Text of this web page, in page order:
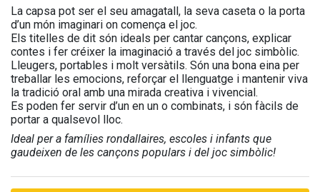
La capsa pot ser el seu amagatall, la seva caseta o la porta
d’un món imaginari on comença el joc.
Els titelles de dit són ideals per cantar cançons, explicar
contes i fer créixer la imaginació a través del joc simbòlic.
Lleugers, portables i molt versàtils. Són una bona eina per
treballar les emocions, reforçar el llenguatge i mantenir viva
la tradició oral amb una mirada creativa i vivencial.
Es poden fer servir d’un en un o combinats, i són fàcils de
portar a qualsevol lloc.
Ideal per a famílies rondallaires, escoles i infants que
gaudeixen de les cançons populars i del joc simbòlic!